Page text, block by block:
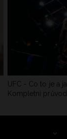
UFC - Co to je a
Kompletní